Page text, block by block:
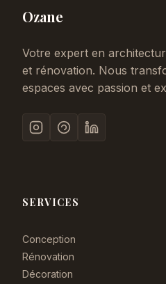
Ozane
Votre expert en
et rénovation. Nous
espaces avec passion et
SERVICES
Conception
Rénovation
Décoration